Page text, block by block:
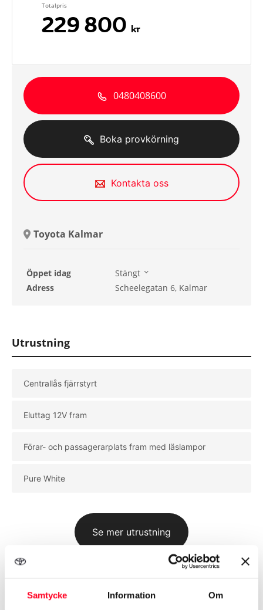
Samtycke Information Om
Totalpris
229 800 kr
0480408600
Boka provkörning
Kontakta oss
Toyota Kalmar
Öppet idag
Stängt
Söndag
Stängt
Adress Scheelegatan 6, Kalmar
Utrustning
Centrallås fjärrstyrt
Eluttag 12V fram
Förar- och passagerarplats fram med läslampor
Pure White
Se mer utrustning